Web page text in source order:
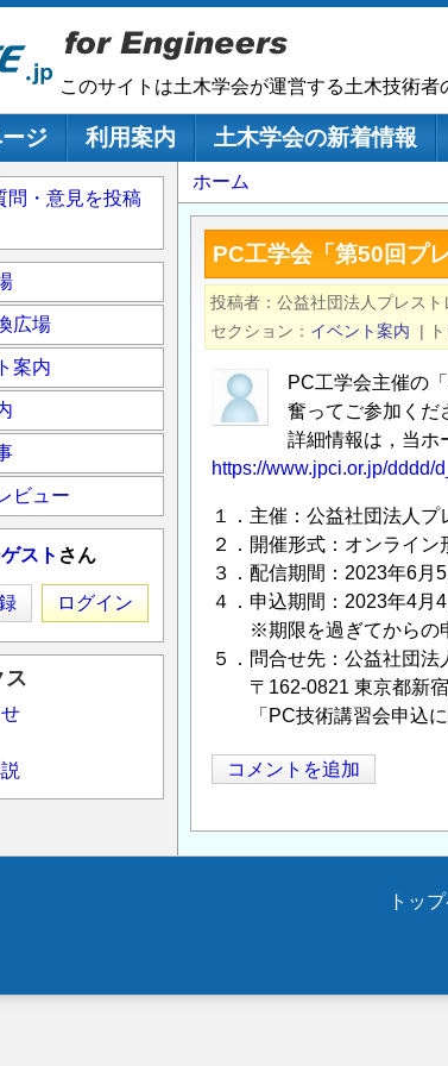
このサイトは土木学会が運営する土木技術者
ゲーション
ージ 利用案内 土木学会の新着情報
パ
ン
く
ず
ホーム
PC工学会「第50回プ
投稿者 公益社団法人プレス
セクション
イベント案内 |
PC工学会主催の
奮ってご参加くだ
詳細情報は，当ホ
https://www.jpci.or.jp/dddd/
１．主催：公益社団法人
２．開催形式：オンライン
３．配信期間：2023年6月
４．申込期間：2023年4月
※期限を過ぎてからの申
５．問合せ先：公益社団
〒162-0821 東京都新宿
「PC技術講習会申込に
コメントを追加
問・意見を投稿
広場
案内
ビュー
ゲスト さん
ログイン
ス
トッ